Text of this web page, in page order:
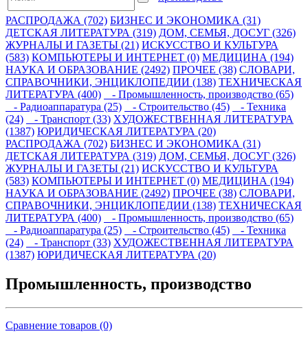
РАСПРОДАЖА (702) БИЗНЕС И ЭКОНОМИКА (31)
ДЕТСКАЯ ЛИТЕРАТУРА (319) ДОМ, СЕМЬЯ, ДОСУГ (326)
ЖУРНАЛЫ И ГАЗЕТЫ (21) ИСКУССТВО И КУЛЬТУРА
(583) КОМПЬЮТЕРЫ И ИНТЕРНЕТ (0) МЕДИЦИНА (194)
НАУКА И ОБРАЗОВАНИЕ (2492) ПРОЧЕЕ (38) СЛОВАРИ,
СПРАВОЧНИКИ, ЭНЦИКЛОПЕДИИ (138) ТЕХНИЧЕСКАЯ
ЛИТЕРАТУРА (400)
- Промышленность, производство (65)
- Радиоаппаратура (25)
- Строительство (45)
- Техника
(24)
- Транспорт (33) ХУДОЖЕСТВЕННАЯ ЛИТЕРАТУРА
(1387) ЮРИДИЧЕСКАЯ ЛИТЕРАТУРА (20)
РАСПРОДАЖА (702) БИЗНЕС И ЭКОНОМИКА (31)
ДЕТСКАЯ ЛИТЕРАТУРА (319) ДОМ, СЕМЬЯ, ДОСУГ (326)
ЖУРНАЛЫ И ГАЗЕТЫ (21) ИСКУССТВО И КУЛЬТУРА
(583) КОМПЬЮТЕРЫ И ИНТЕРНЕТ (0) МЕДИЦИНА (194)
НАУКА И ОБРАЗОВАНИЕ (2492) ПРОЧЕЕ (38) СЛОВАРИ,
СПРАВОЧНИКИ, ЭНЦИКЛОПЕДИИ (138) ТЕХНИЧЕСКАЯ
ЛИТЕРАТУРА (400)
- Промышленность, производство (65)
- Радиоаппаратура (25)
- Строительство (45)
- Техника
(24)
- Транспорт (33) ХУДОЖЕСТВЕННАЯ ЛИТЕРАТУРА
(1387) ЮРИДИЧЕСКАЯ ЛИТЕРАТУРА (20)
Промышленность, производство
Сравнение товаров (0)